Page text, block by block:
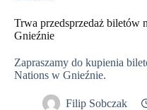
Trwa przedsprzedaż biletów
Gnieźnie
Zapraszamy do kupienia
Nations w Gnieźnie.
Filip Sobczak